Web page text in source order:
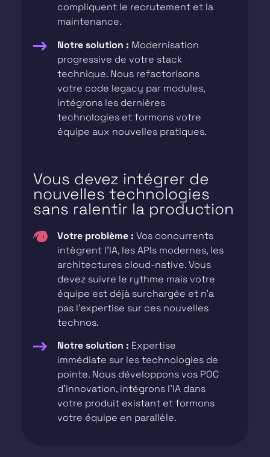
compliquent le recrutement et la
maintenance.
Notre solution : Modernisation
progressive de votre stack
technique. Nous refactorisons
votre code legacy par modules,
intégrons les dernières
technologies et formons votre
équipe aux nouvelles pratiques.
Vous devez intégrer de
nouvelles technologies
sans ralentir la production
Votre problème : Vos concurrents
intègrent l’IA, les APIs modernes, les
architectures cloud-native. Vous
devez suivre le rythme mais votre
équipe est déjà surchargée et n’a
pas l’expertise sur ces nouvelles
technos.
Notre solution : Expertise
immédiate sur les technologies de
pointe. Nous développons vos POC
d’innovation, intégrons l’IA dans
votre produit existant et formons
votre équipe en parallèle.